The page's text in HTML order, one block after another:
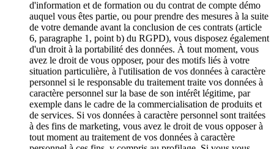
d'information et de formation ou du contrat de compte démo
auquel vous êtes partie, ou pour prendre des mesures à la suite
de votre demande avant la conclusion de ces contrats (article
6, paragraphe 1, point b) du RGPD), vous disposez également
d'un droit à la portabilité des données. À tout moment, vous
avez le droit de vous opposer, pour des motifs liés à votre
situation particulière, à l'utilisation de vos données à caractère
personnel si le responsable du traitement traite vos données à
caractère personnel sur la base de son intérêt légitime, par
exemple dans le cadre de la commercialisation de produits et
de services. Si vos données à caractère personnel sont traitées
à des fins de marketing, vous avez le droit de vous opposer à
tout moment au traitement de vos données à caractère